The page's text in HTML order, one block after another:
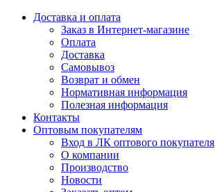
Доставка и оплата
Заказ в Интернет-магазине
Оплата
Доставка
Самовывоз
Возврат и обмен
Нормативная информация
Полезная информация
Контакты
Оптовым покупателям
Вход в ЛК оптового покупателя
О компании
Производство
Новости